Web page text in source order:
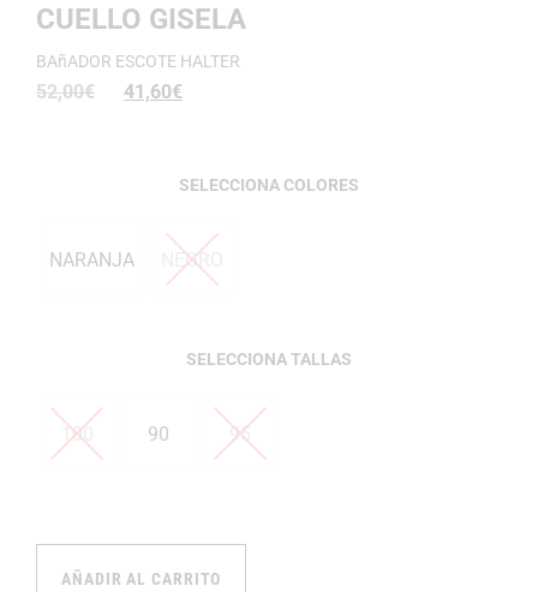
CUELLO GISELA
BAñADOR ESCOTE HALTER
52,00€ 41,60€
COLORES
NARANJA NEGRO
TALLAS
100 90 95
AÑADIR AL CARRITO